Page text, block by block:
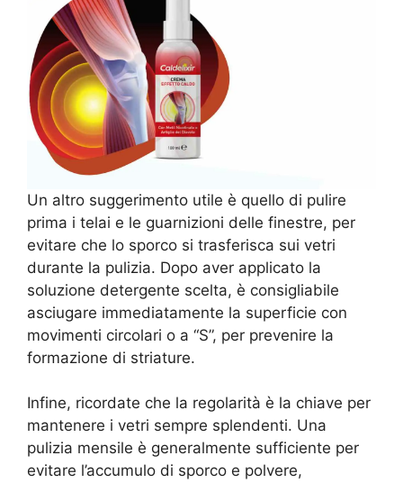
Un altro suggerimento utile è quello di pulire
prima i telai e le guarnizioni delle finestre, per
evitare che lo sporco si trasferisca sui vetri
durante la pulizia. Dopo aver applicato la
soluzione detergente scelta, è consigliabile
asciugare immediatamente la superficie con
movimenti circolari o a “S”, per prevenire la
formazione di striature.
Infine, ricordate che la regolarità è la chiave per
mantenere i vetri sempre splendenti. Una
pulizia mensile è generalmente sufficiente per
evitare l’accumulo di sporco e polvere,